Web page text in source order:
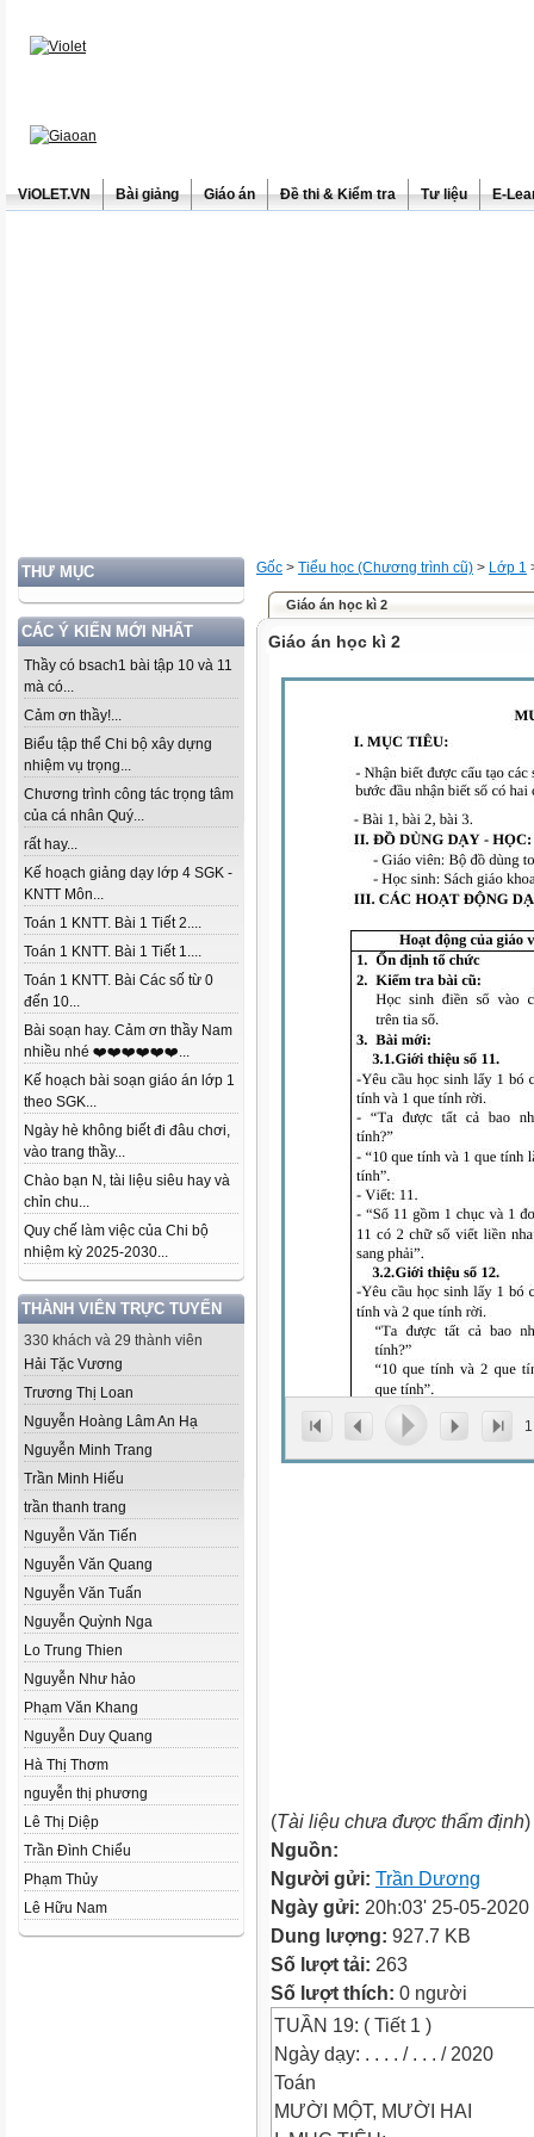
ViOLET.VN Bài giảng Giáo án Đề thi & Kiểm tra Tư liệu E-
THƯ MỤC
CÁC Ý KIẾN MỚI NHẤT
Thầy có bsach1 bài tập 10 và 11
mà có...
Cảm ơn thầy!...
Biểu tập thể Chi bộ xây dựng
nhiệm vụ trọng...
Chương trình công tác trọng tâm
của cá nhân Quý...
rất hay...
Kế hoạch giảng dạy lớp 4 SGK -
KNTT Môn...
Toán 1 KNTT. Bài 1 Tiết 2....
Toán 1 KNTT. Bài 1 Tiết 1....
Toán 1 KNTT. Bài Các số từ 0
đến 10...
Bài soạn hay. Cảm ơn thầy Nam
nhiều nhé ❤️❤️❤️❤️❤️❤️...
Kế hoạch bài soạn giáo án lớp 1
theo SGK...
Ngày hè không biết đi đâu chơi,
vào trang thầy...
Chào bạn N, tài liệu siêu hay và
chỉn chu...
Quy chế làm việc của Chi bộ
nhiệm kỳ 2025-2030...
THÀNH VIÊN TRỰC TUYẾN
330 khách và 29 thành viên
Hải Tặc Vương
Trương Thị Loan
Nguyễn Hoàng Lâm An Hạ
Nguyễn Minh Trang
Trần Minh Hiếu
trần thanh trang
Nguyễn Văn Tiến
Nguyễn Văn Quang
Nguyễn Văn Tuấn
Nguyễn Quỳnh Nga
Lo Trung Thien
Nguyễn Như hảo
Phạm Văn Khang
Nguyễn Duy Quang
Hà Thị Thơm
nguyễn thị phương
Lê Thị Diệp
Trần Đình Chiểu
Phạm Thủy
Lê Hữu Nam
Gốc > Tiểu học (Chương trình cũ) > Lớp 1
Giáo án học kì 2
Giáo án học kì 2
1
(Tài liệu chưa được thẩm định)
Nguồn:
Người gửi: Trần Dương
Ngày gửi: 20h:03' 25-05-2020
Dung lượng: 927.7 KB
Số lượt tải: 263
Số lượt thích: 0 người
TUẦN 19: ( Tiết 1 )
Ngày dạy: . . . . / . . . / 2020
Toán
MƯỜI MỘT, MƯỜI HAI